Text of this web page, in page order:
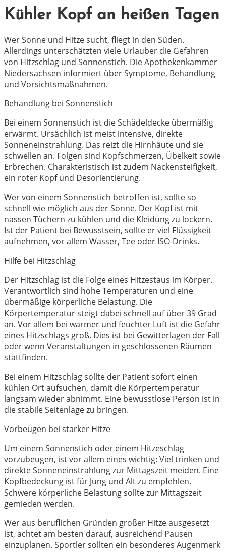
Kühler Kopf an heißen Tagen
Wer Sonne und Hitze sucht, fliegt in den Süden.
Allerdings unterschätzten viele Urlauber die Gefahren
von Hitzschlag und Sonnenstich. Die Apothekenkammer
Niedersachsen informiert über Symptome, Behandlung
und Vorsichtsmaßnahmen.
Behandlung bei Sonnenstich
Bei einem Sonnenstich ist die Schädeldecke übermäßig
erwärmt. Ursächlich ist meist intensive, direkte
Sonneneinstrahlung. Das reizt die Hirnhäute und sie
schwellen an. Folgen sind Kopfschmerzen, Übelkeit sowie
Erbrechen. Charakteristisch ist zudem Nackensteifigkeit,
ein roter Kopf und Desorientierung.
Wer von einem Sonnenstich betroffen ist, sollte so
schnell wie möglich aus der Sonne. Der Kopf ist mit
nassen Tüchern zu kühlen und die Kleidung zu lockern.
Ist der Patient bei Bewusstsein, sollte er viel Flüssigkeit
aufnehmen, vor allem Wasser, Tee oder ISO-Drinks.
Hilfe bei Hitzschlag
Der Hitzschlag ist die Folge eines Hitzestaus im Körper.
Verantwortlich sind hohe Temperaturen und eine
übermäßige körperliche Belastung. Die
Körpertemperatur steigt dabei schnell auf über 39 Grad
an. Vor allem bei warmer und feuchter Luft ist die Gefahr
eines Hitzschlags groß. Dies ist bei Gewitterlagen der Fall
oder wenn Veranstaltungen in geschlossenen Räumen
stattfinden.
Bei einem Hitzschlag sollte der Patient sofort einen
kühlen Ort aufsuchen, damit die Körpertemperatur
langsam wieder abnimmt. Eine bewusstlose Person ist in
die stabile Seitenlage zu bringen.
Vorbeugen bei starker Hitze
Um einem Sonnenstich oder einem Hitzeschlag
vorzubeugen, ist vor allem eines wichtig: Viel trinken und
direkte Sonneneinstrahlung zur Mittagszeit meiden. Eine
Kopfbedeckung ist für Jung und Alt zu empfehlen.
Schwere körperliche Belastung sollte zur Mittagszeit
gemieden werden.
Wer aus beruflichen Gründen großer Hitze ausgesetzt
ist, achtet am besten darauf, ausreichend Pausen
einzuplanen. Sportler sollten ein besonderes Augenmerk